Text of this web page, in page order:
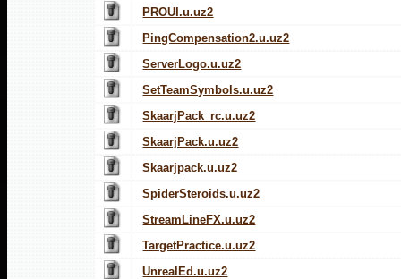
PROUI.u.uz2
PingCompensation2.u.uz2
ServerLogo.u.uz2
SetTeamSymbols.u.uz2
SkaarjPack_rc.u.uz2
SkaarjPack.u.uz2
Skaarjpack.u.uz2
SpiderSteroids.u.uz2
StreamLineFX.u.uz2
TargetPractice.u.uz2
UnrealEd.u.uz2